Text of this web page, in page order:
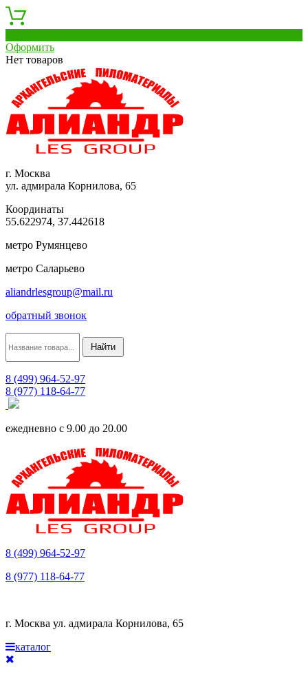
Оформить
Нет товаров
г. Москва
ул. адмирала Корнилова, 65
Координаты
55.622974, 37.442618
метро Румянцево
метро Саларьево
aliandrlesgroup@mail.ru
обратный звонок
8 (499) 964-52-97
8 (977) 118-64-77
ежедневно с 9.00 до 20.00
8 (499) 964-52-97
8 (977) 118-64-77
г. Москва ул. адмирала Корнилова, 65
каталог